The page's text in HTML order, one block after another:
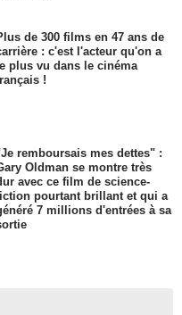
de 300 films en 47 ans de
: c'est l'acteur qu'on a
le plus vu dans le cinéma
!
remboursais mes dettes" :
Oldman se montre très
avec ce film de science-
pourtant brillant et qui a
7 millions d'entrées à sa